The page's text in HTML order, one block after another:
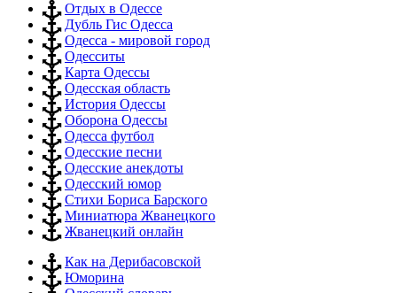
Отдых в Одессе
Дубль Гис Одесса
Одесса - мировой город
Одесситы
Карта Одессы
Одесская область
История Одессы
Оборона Одессы
Одесса футбол
Одесские песни
Одесские анекдоты
Одесский юмор
Стихи Бориса Барского
Миниатюра Жванецкого
Жванецкий онлайн
Как на Дерибасовской
Юморина